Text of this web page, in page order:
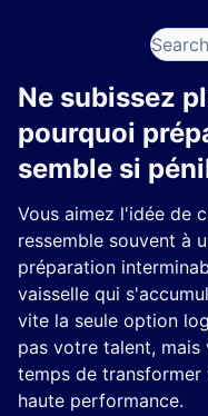
Ne subissez
pourquoi
semble si
Vous aimez l'idée de
ressemble souvent à
préparation
vaisselle qui
vite la seule option
pas votre talent,
temps de transformer
haute performance.